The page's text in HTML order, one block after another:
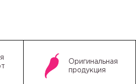
Оригинальная
продукция